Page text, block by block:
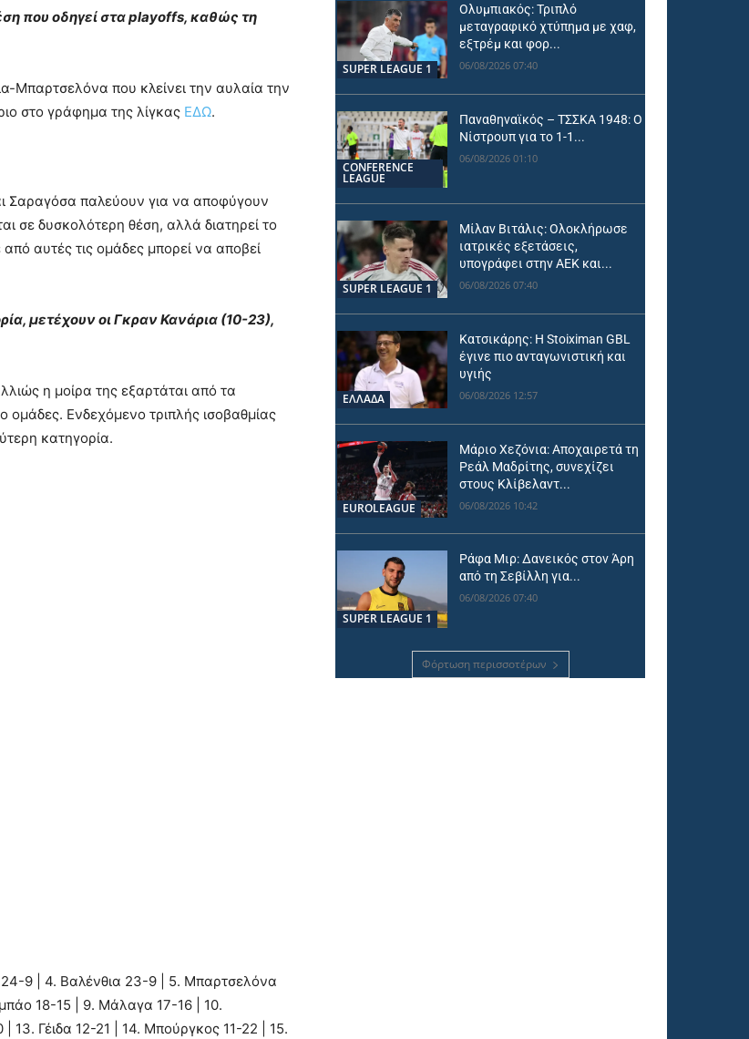
που οδηγεί στα playoffs, καθώς τη
Μπαρτσελόνα που κλείνει την αυλαία την
στο γράφημα της λίγκας ΕΔΩ.
Σαραγόσα παλεύουν για να αποφύγουν
σε δυσκολότερη θέση, αλλά διατηρεί το
αυτές τις ομάδες μπορεί να αποβεί
μετέχουν οι Γκραν Κανάρια (10-23),
η μοίρα της εξαρτάται από τα
Ενδεχόμενο τριπλής ισοβαθμίας
κατηγορία.
9 | 4. Βαλένθια 23-9 | 5. Μπαρτσελόνα
18-15 | 9. Μάλαγα 17-16 | 10.
Γέιδα 12-21 | 14. Μπούργκος 11-22 | 15.
SUPER LEAGUE 1
Ολυμπιακός: Τριπλό
μεταγραφικό χτύπημα με χαφ,
εξτρέμ και φορ...
06/08/2026 07:40
CONFERENCE
LEAGUE
Παναθηναϊκός – ΤΣΣΚΑ 1948: Ο
Νίστρουπ για το 1-1...
06/08/2026 01:10
SUPER LEAGUE 1
Μίλαν Βιτάλις: Ολοκλήρωσε
ιατρικές εξετάσεις,
υπογράφει στην ΑΕΚ και...
06/08/2026 07:40
ΕΛΛΑΔΑ
Κατσικάρης: Η Stoiximan GBL
έγινε πιο ανταγωνιστική και
υγιής
06/08/2026 12:57
EUROLEAGUE
Μάριο Χεζόνια: Αποχαιρετά τη
Ρεάλ Μαδρίτης, συνεχίζει
στους Κλίβελαντ...
06/08/2026 10:42
SUPER LEAGUE 1
Ράφα Μιρ: Δανεικός στον Άρη
από τη Σεβίλλη για...
06/08/2026 07:40
Φόρτωση περισσοτέρων